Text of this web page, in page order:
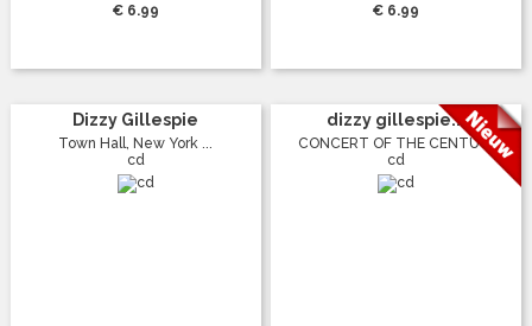
€ 6.99 € 6.99
Dizzy Gillespie
Town Hall, New York ...
cd
dizzy gillespie...
CONCERT OF THE CENTU ...
cd